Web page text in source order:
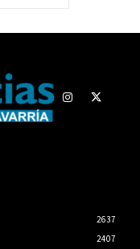
2637
2407